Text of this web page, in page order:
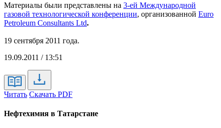
Материалы были представлены на 3-ей Международной
газовой технологической конференции, организованной Euro
Petroleum Consultants Ltd.
19 сентября 2011 года.
19.09.2011 / 13:51
Читать Скачать PDF
Нефтехимия в Татарстане